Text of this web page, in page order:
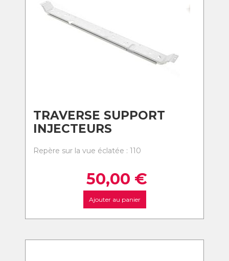
TRAVERSE SUPPORT
INJECTEURS
Repère sur la vue éclatée : 110
50,00 €
Ajouter au panier